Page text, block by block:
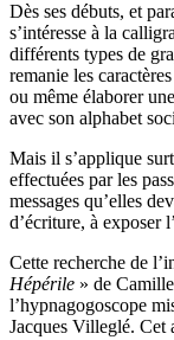
Dès ses débuts, et
s’intéresse à la
différents types de
remanie les
ou même élaborer
avec son alphabet
Mais il s’applique
effectuées par les
messages qu’elles
d’écriture, à exposer
Cette recherche de
Hépérile » de
l’hypnagogoscope
Jacques Villeglé. Cet